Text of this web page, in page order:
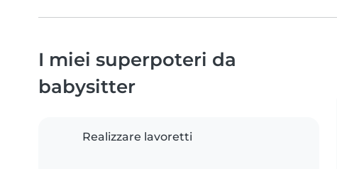
I miei superpoteri da
babysitter
Realizzare lavoretti